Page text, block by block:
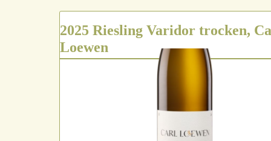
2025 Riesling Varidor trocken,
Loewen